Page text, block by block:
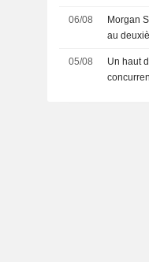
06/08
Morgan
au
05/08
Un haut